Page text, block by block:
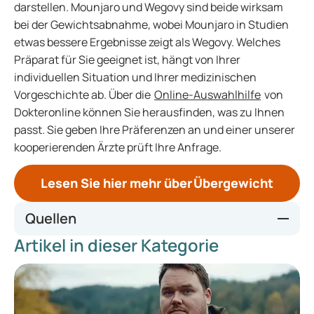
darstellen. Mounjaro und Wegovy sind beide wirksam
bei der Gewichtsabnahme, wobei Mounjaro in Studien
etwas bessere Ergebnisse zeigt als Wegovy. Welches
Präparat für Sie geeignet ist, hängt von Ihrer
individuellen Situation und Ihrer medizinischen
Vorgeschichte ab. Über die Online-Auswahlhilfe von
Dokteronline können Sie herausfinden, was zu Ihnen
passt. Sie geben Ihre Präferenzen an und einer unserer
kooperierenden Ärzte prüft Ihre Anfrage.
Lesen Sie hier mehr über Übergewicht
Quellen
https://ec.europa.eu/eurostat/statistics-
explained/index.php?title=Overweight_and_obesity_-
_BMI_statistics
https://www.theindependentpharmacy.co.uk/weight-
Artikel in dieser Kategorie